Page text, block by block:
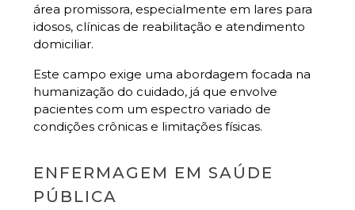
área promissora, especialmente em lares para
idosos, clínicas de reabilitação e atendimento
domiciliar.
Este campo exige uma abordagem focada na
humanização do cuidado, já que envolve
pacientes com um espectro variado de
condições crônicas e limitações físicas.
ENFERMAGEM EM SAÚDE
PÚBLICA